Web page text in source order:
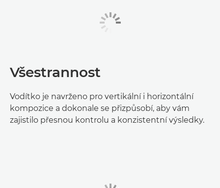
Všestrannost
Vodítko je navrženo pro vertikální i horizontální
kompozice a dokonale se přizpůsobí, aby vám
zajistilo přesnou kontrolu a konzistentní výsledky.